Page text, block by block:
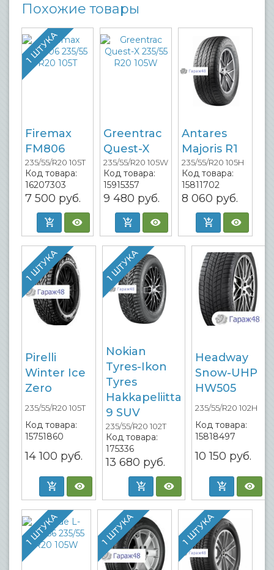
Похожие товары
1 ШТУКА
Firemax
FM806
235/55/R20 105T
Код товара:
16207303
7 500 руб.
Greentrac
Quest-X
235/55/R20 105W
Код товара:
15915357
9 480 руб.
Antares
Majoris R1
235/55/R20 105H
Код товара:
15811702
8 060 руб.
1 ШТУКА
Pirelli
Winter Ice
Zero
235/55/R20 105T
Код товара:
15751860
14 100 руб.
1 ШТУКА
Nokian
Tyres-Ikon
Tyres
Hakkapeliitta
9 SUV
235/55/R20 102T
Код товара:
175336
13 680 руб.
Headway
Snow-UHP
HW505
235/55/R20 102H
Код товара:
15818497
10 150 руб.
1 ШТУКА 1 ШТУКА 1 ШТУКА